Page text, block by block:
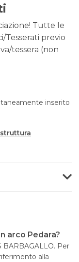
Tutte le
Tesserati previo
tessera (non
inserito
arco Pedara?
BARBAGALLO. Per
alla